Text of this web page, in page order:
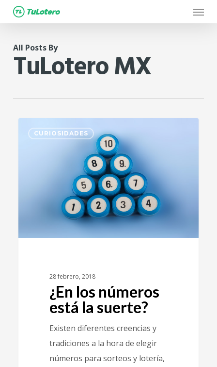
Skip
to
content
Menu
All Posts By
TuLotero MX
CURIOSIDADES
28 febrero, 2018
¿En los números
está la suerte?
Existen diferentes creencias y
tradiciones a la hora de elegir
números para sorteos y lotería,
11